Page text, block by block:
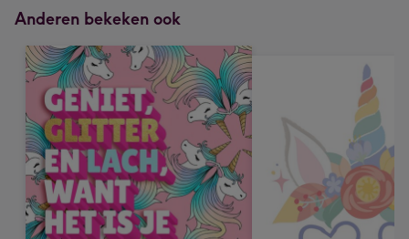
Anderen bekeken ook